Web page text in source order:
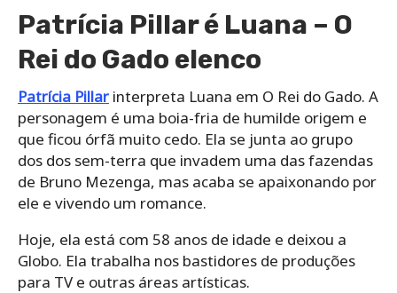
Patrícia Pillar é Luana – O
Rei do Gado elenco
Patrícia Pillar interpreta Luana em O Rei do Gado. A
personagem é uma boia-fria de humilde origem e
que ficou órfã muito cedo. Ela se junta ao grupo
dos dos sem-terra que invadem uma das fazendas
de Bruno Mezenga, mas acaba se apaixonando por
ele e vivendo um romance.
Hoje, ela está com 58 anos de idade e deixou a
Globo. Ela trabalha nos bastidores de produções
para TV e outras áreas artísticas.